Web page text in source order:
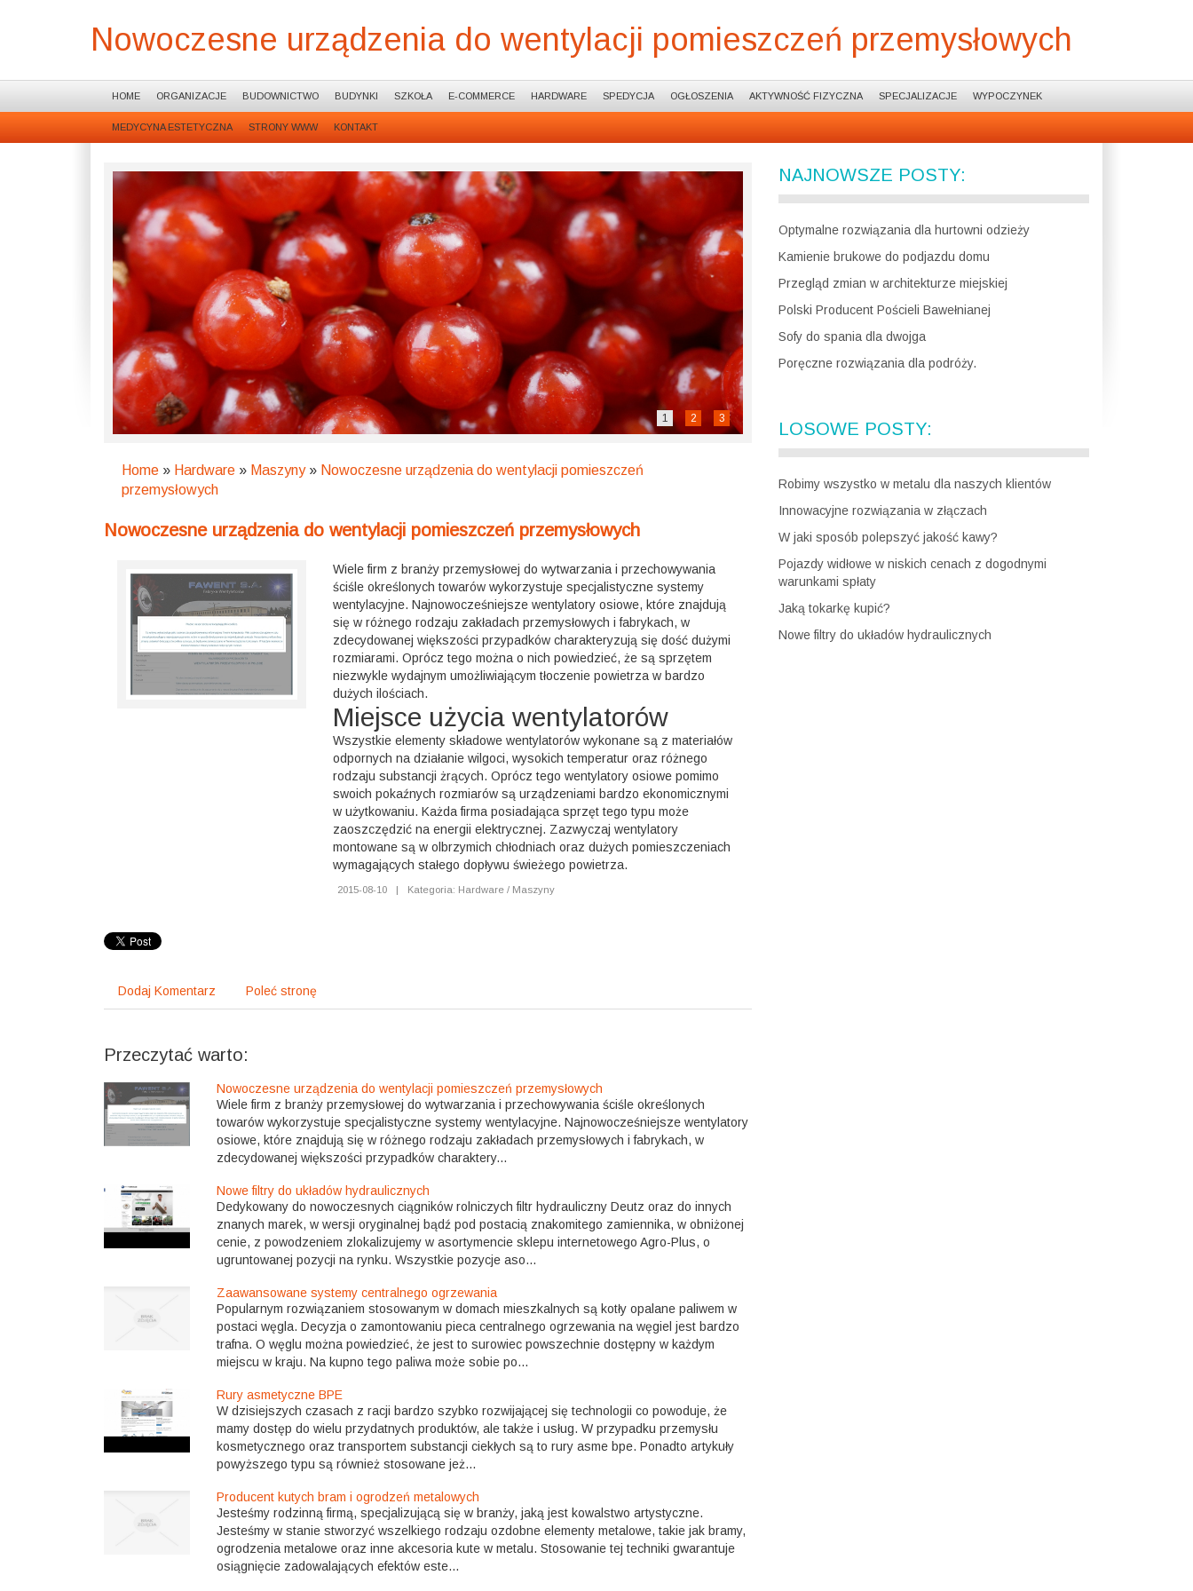
Nowoczesne urządzenia do wentylacji pomieszczeń przemysłowych
HOME ORGANIZACJE BUDOWNICTWO BUDYNKI SZKOŁA E-COMMERCE HARDWARE SPEDYCJA OGŁOSZENIA AKTYWNOŚĆ FIZYCZNA SPECJALIZACJE WYPOCZYNEK
MEDYCYNA ESTETYCZNA STRONY WWW KONTAKT
1 2 3
Home » Hardware » Maszyny» Nowoczesne urządzenia do wentylacji pomieszczeń
przemysłowych
Nowoczesne urządzenia do wentylacji pomieszczeń przemysłowych
Wiele firm z branży przemysłowej do wytwarzania i przechowywania
ściśle określonych towarów wykorzystuje specjalistyczne systemy
wentylacyjne. Najnowocześniejsze wentylatory osiowe, które znajdują
się w różnego rodzaju zakładach przemysłowych i fabrykach, w
zdecydowanej większości przypadków charakteryzują się dość dużymi
rozmiarami. Oprócz tego można o nich powiedzieć, że są sprzętem
niezwykle wydajnym umożliwiającym tłoczenie powietrza w bardzo
dużych ilościach.
Miejsce użycia wentylatorów
Wszystkie elementy składowe wentylatorów wykonane są z materiałów
odpornych na działanie wilgoci, wysokich temperatur oraz różnego
rodzaju substancji żrących. Oprócz tego wentylatory osiowe pomimo
swoich pokaźnych rozmiarów są urządzeniami bardzo ekonomicznymi
w użytkowaniu. Każda firma posiadająca sprzęt tego typu może
zaoszczędzić na energii elektrycznej. Zazwyczaj wentylatory
montowane są w olbrzymich chłodniach oraz dużych pomieszczeniach
wymagających stałego dopływu świeżego powietrza.
2015-08-10 | Kategoria: Hardware / Maszyny
Dodaj Komentarz Poleć stronę
Przeczytać warto:
Nowoczesne urządzenia do wentylacji pomieszczeń przemysłowych
Wiele firm z branży przemysłowej do wytwarzania i przechowywania ściśle określonych
towarów wykorzystuje specjalistyczne systemy wentylacyjne. Najnowocześniejsze wentylatory
osiowe, które znajdują się w różnego rodzaju zakładach przemysłowych i fabrykach, w
zdecydowanej większości przypadków charaktery...
Nowe filtry do układów hydraulicznych
Dedykowany do nowoczesnych ciągników rolniczych filtr hydrauliczny Deutz oraz do innych
znanych marek, w wersji oryginalnej bądź pod postacią znakomitego zamiennika, w obniżonej
cenie, z powodzeniem zlokalizujemy w asortymencie sklepu internetowego Agro-Plus, o
ugruntowanej pozycji na rynku. Wszystkie pozycje aso...
Zaawansowane systemy centralnego ogrzewania
Popularnym rozwiązaniem stosowanym w domach mieszkalnych są kotły opalane paliwem w
postaci węgla. Decyzja o zamontowaniu pieca centralnego ogrzewania na węgiel jest bardzo
trafna. O węglu można powiedzieć, że jest to surowiec powszechnie dostępny w każdym
miejscu w kraju. Na kupno tego paliwa może sobie po...
Rury asmetyczne BPE
W dzisiejszych czasach z racji bardzo szybko rozwijającej się technologii co powoduje, że
mamy dostęp do wielu przydatnych produktów, ale także i usług. W przypadku przemysłu
kosmetycznego oraz transportem substancji ciekłych są to rury asme bpe. Ponadto artykuły
powyższego typu są również stosowane jeż...
Producent kutych bram i ogrodzeń metalowych
Jesteśmy rodzinną firmą, specjalizującą się w branży, jaką jest kowalstwo artystyczne.
Jesteśmy w stanie stworzyć wszelkiego rodzaju ozdobne elementy metalowe, takie jak bramy,
ogrodzenia metalowe oraz inne akcesoria kute w metalu. Stosowanie tej techniki gwarantuje
osiągnięcie zadowalających efektów este...
NAJNOWSZE POSTY:
Optymalne rozwiązania dla hurtowni odzieży
Kamienie brukowe do podjazdu domu
Przegląd zmian w architekturze miejskiej
Polski Producent Pościeli Bawełnianej
Sofy do spania dla dwojga
Poręczne rozwiązania dla podróży.
LOSOWE POSTY:
Robimy wszystko w metalu dla naszych klientów
Innowacyjne rozwiązania w złączach
W jaki sposób polepszyć jakość kawy?
Pojazdy widłowe w niskich cenach z dogodnymi
warunkami spłaty
Jaką tokarkę kupić?
Nowe filtry do układów hydraulicznych